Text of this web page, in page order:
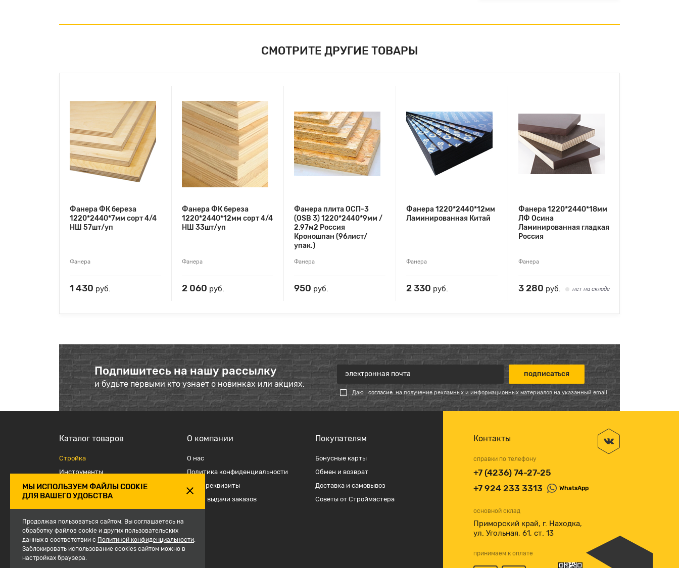
СМОТРИТЕ ДРУГИЕ ТОВАРЫ
Фанера ФК береза
1220*2440*7мм сорт 4/4
НШ 57шт/уп
Фанера
1 430 руб.
Фанера ФК береза
1220*2440*12мм сорт 4/4
НШ 33шт/уп
Фанера
2 060 руб.
Фанера плита ОСП-3
(OSB 3) 1220*2440*9мм /
2,97м2 Россия
Кроношпан (96лист/
упак.)
Фанера
950 руб.
Фанера 1220*2440*12мм
Ламинированная Китай
Фанера
2 330 руб.
Фанера 1220*2440*18мм
ЛФ Осина
Ламинированная гладкая
Россия
Фанера
3 280 руб. нет на складе
Подпишитесь на нашу рассылку
и будьте первыми кто узнает о новинках или акциях.
Даю согласие на получение рекламных и информационных материалов на указанный email
Контакты
справки по телефону
+7 (4236) 74-27-25
+7 924 233 3313
WhatsApp
основной склад
Приморский край, г. Находка,
ул. Угольная, 61, ст. 13
принимаем к оплате
Каталог товаров
Стройка
Инструменты
Отделка
Крепеж и такелаж
Средства защиты, спецодежда
Сантехника
Сезон
О компании
О наc
Политика конфиденциальности
Наши реквизиты
Точки выдачи заказов
Покупателям
Бонусные карты
Обмен и возврат
Доставка и самовывоз
Советы от Строймастера
МЫ ИСПОЛЬЗУЕМ ФАЙЛЫ COOKIE
ДЛЯ ВАШЕГО УДОБСТВА
Продолжая пользоваться сайтом, Вы соглашаетесь на
обработку файлов cookie и других пользовательских
данных в соответствии с Политикой конфиденциальности.
Заблокировать использование cookies сайтом можно в
настройках браузера.